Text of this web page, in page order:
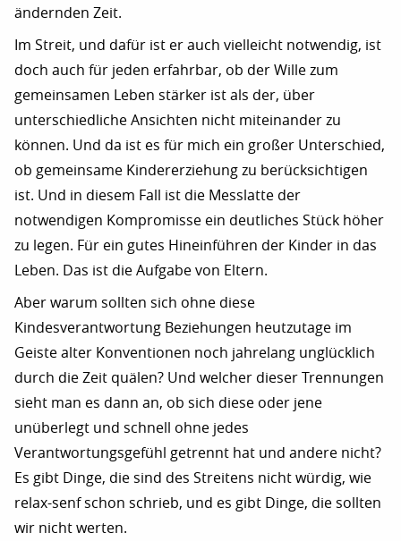
ändernden Zeit.
Im Streit, und dafür ist er auch vielleicht notwendig, ist
doch auch für jeden erfahrbar, ob der Wille zum
gemeinsamen Leben stärker ist als der, über
unterschiedliche Ansichten nicht miteinander zu
können. Und da ist es für mich ein großer Unterschied,
ob gemeinsame Kindererziehung zu berücksichtigen
ist. Und in diesem Fall ist die Messlatte der
notwendigen Kompromisse ein deutliches Stück höher
zu legen. Für ein gutes Hineinführen der Kinder in das
Leben. Das ist die Aufgabe von Eltern.
Aber warum sollten sich ohne diese
Kindesverantwortung Beziehungen heutzutage im
Geiste alter Konventionen noch jahrelang unglücklich
durch die Zeit quälen? Und welcher dieser Trennungen
sieht man es dann an, ob sich diese oder jene
unüberlegt und schnell ohne jedes
Verantwortungsgefühl getrennt hat und andere nicht?
Es gibt Dinge, die sind des Streitens nicht würdig, wie
relax-senf schon schrieb, und es gibt Dinge, die sollten
wir nicht werten.